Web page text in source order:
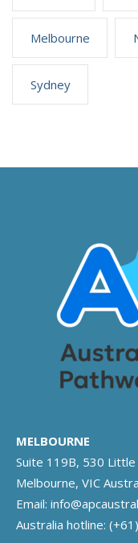
Melbourne
Sydney
MELBOURNE
Suite 119B, 530
Melbourne, VIC
Email:
Australia hotline: